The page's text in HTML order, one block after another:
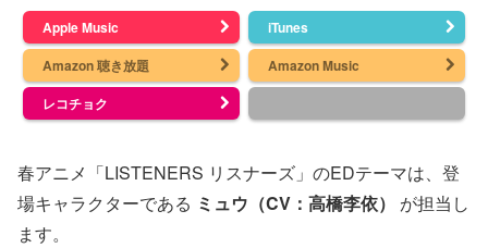
Apple Music
iTunes
Amazon 聴き放題
Amazon Music
レコチョク
春アニメ「LISTENERS リスナーズ」のEDテーマは、登
場キャラクターである ミュウ（CV：高橋李依）
が担当し
ます。